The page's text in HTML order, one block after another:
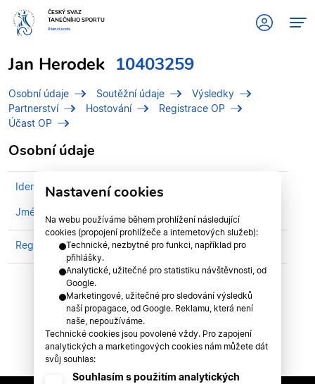
ČESKÝ SVAZ
TANEČNÍHO SPORTU
#tanciscsts
Jan Herodek 10403259
Osobní údaje Soutěžní údaje
Výsledky
Partnerství
Hostování
Registrace OP
Účast OP
Osobní údaje
Identifikační číslo (IDT)
Jméno
Registrován v klubu TK MORAVIA STARLET Brno
Nastavení cookies
Na webu používáme během prohlížení následující
cookies (propojení prohlížeče a internetových služeb):
Technické, nezbytné pro funkci, například pro
přihlášky.
Analytické, užitečné pro statistiku návštěvnosti, od
Google.
Marketingové, užitečné pro sledování výsledků
naší propagace, od Google. Reklamu, která není
naše, nepoužíváme.
Technické cookies jsou povolené vždy. Pro zapojení
analytických a marketingových cookies nám můžete dát
svůj souhlas:
Souhlasím s použitím analytických